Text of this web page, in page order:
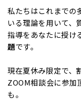
私たちはこれまでの
いる理論を用いて、
指導をあなたに授け
題です。
現在夏休み限定で、
ZOOM相談会に参加
も。